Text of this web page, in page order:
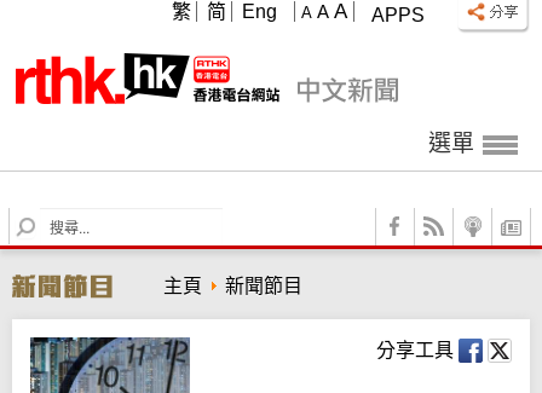
APPS
A A A
繁 简 Eng
選單
S
e
r
c
h
主頁 新聞節目
分享工具